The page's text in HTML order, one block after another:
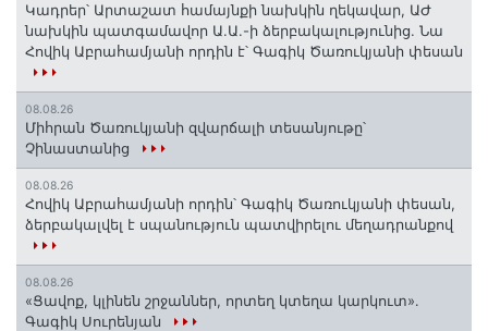
Կադրեր՝ Արտաշատ համայնքի նախկին ղեկավար, ԱԺ
նախկին պատգամավոր Ա.Ա.-ի ձերբակալությունից. Նա
Հովիկ Աբրահամյանի որդին է՝ Գագիկ Ծառուկյանի փեսան
08.08.26
Միհրան Ծառուկյանի զվարճալի տեսանյութը՝
Չինաստանից
08.08.26
Հովիկ Աբրահամյանի որդին՝ Գագիկ Ծառուկյանի փեսան,
ձերբակալվել է սպանություն պատվիրելու մեղադրանքով
08.08.26
«Ցավոք, կլինեն շրջաններ, որտեղ կտեղա կարկուտ»․
Գագիկ Սուրենյան